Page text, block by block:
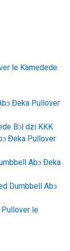
le Kamedede
Ðeka Pullover
Bɔl dzi KKK
Ðeka Pullover
Abɔ Ðeka
Dumbbell Abɔ
le